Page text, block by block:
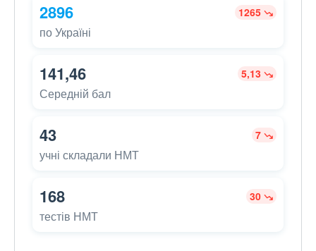
2896 1265
по Україні
141,46 5,13
Середній бал
43 7
учні складали НМТ
168 30
тестів НМТ